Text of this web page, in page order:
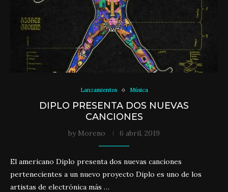
Lanzamientos Música
DIPLO PRESENTA DOS NUEVAS
CANCIONES
by Moreno 6 abril, 2019
El americano Diplo presenta dos nuevas canciones
pertenecientes a un nuevo proyecto Diplo es uno de los
artistas de electrónica más …